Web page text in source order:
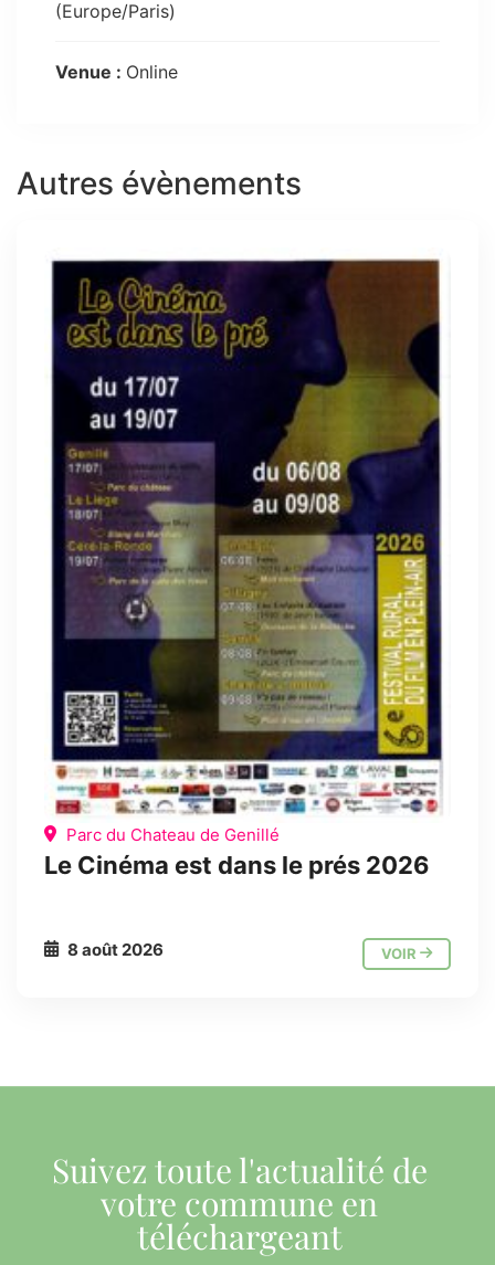
(Europe/Paris)
Venue : Online
Autres évènements
Parc du Chateau de Genillé
Le Cinéma est dans le prés 2026
8 août 2026 VOIR
Suivez toute l'actualité de
votre commune en
téléchargeant